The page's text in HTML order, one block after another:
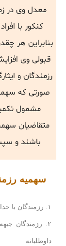
معدل وی در
کنکور با
بنابراین هر
قبولی وی
رزمندگان و
مشمول
باشند و
سهمیه
۱. رزمندگان با حداقل شش ماه متوالی یا متناوب حضور در جبهه
داوطلبانه